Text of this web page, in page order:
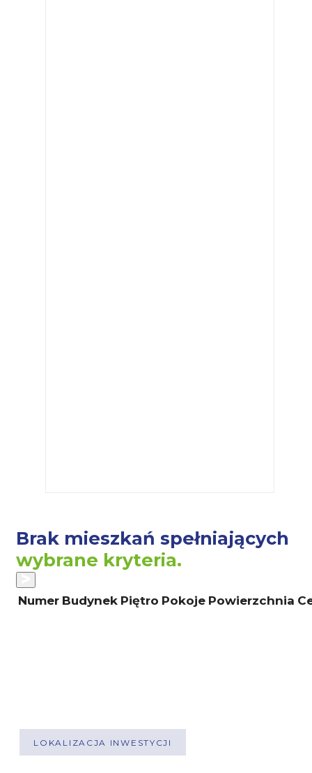
Brak mieszkań spełniających
wybrane kryteria.
Numer Budynek Piętro Pokoje Powierzchnia
LOKALIZACJA INWESTYCJI